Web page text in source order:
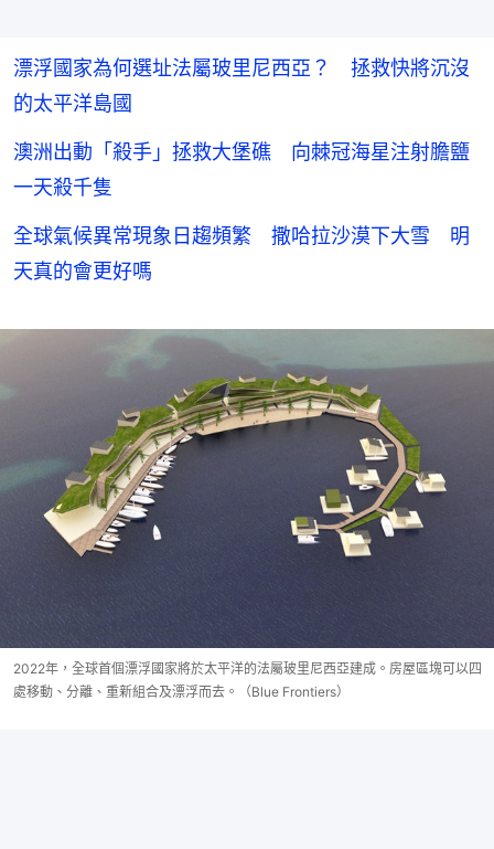
漂浮國家為何選址法屬玻里尼西亞？ 拯救快將沉沒
的太平洋島國
澳洲出動「殺手」拯救大堡礁 向棘冠海星注射膽鹽
一天殺千隻
全球氣候異常現象日趨頻繁 撒哈拉沙漠下大雪 明
天真的會更好嗎
2022年，全球首個漂浮國家將於太平洋的法屬玻里尼西亞建成。房屋區塊可以四
處移動、分離、重新組合及漂浮而去。（Blue Frontiers）